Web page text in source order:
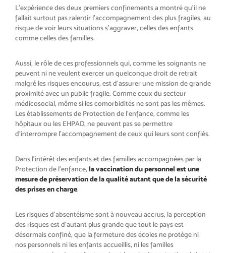
L’expérience des deux premiers confinements a montré qu’il ne
fallait surtout pas ralentir l’accompagnement des plus fragiles, au
risque de voir leurs situations s’aggraver, celles des enfants
comme celles des familles.
Aussi, le rôle de ces professionnels qui, comme les soignants ne
peuvent ni ne veulent exercer un quelconque droit de retrait
malgré les risques encourus, est d’assurer une mission de grande
proximité avec un public fragile. Comme ceux du secteur
médicosocial, même si les comorbidités ne sont pas les mêmes.
Les établissements de Protection de l’enfance, comme les
hôpitaux ou les EHPAD, ne peuvent pas se permettre
d’interrompre l’accompagnement de ceux qui leurs sont confiés.
Dans l’intérêt des enfants et des familles accompagnées par la
Protection de l’enfance, la vaccination du personnel est une
mesure de préservation de la qualité autant que de la sécurité
des prises en charge.
Les risques d’absentéisme sont à nouveau accrus, la perception
des risques est d’autant plus grande que tout le pays est
désormais confiné, que la fermeture des écoles ne protège ni
nos personnels ni les enfants accueillis, ni les familles